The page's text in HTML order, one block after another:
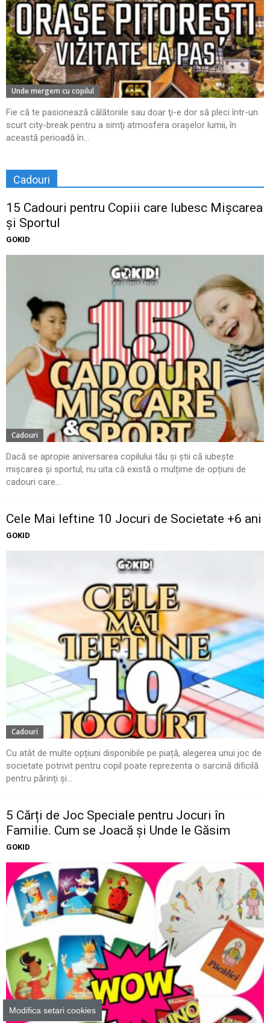
Unde mergem cu copilul
Fie că te pasionează călătoriile sau doar ţi-e dor să pleci într-un
scurt city-break pentru a simţi atmosfera oraşelor lumii, în
această perioadă în...
Cadouri
15 Cadouri pentru Copiii care Iubesc Mișcarea
și Sportul
GOKID
Cadouri
Dacă se apropie aniversarea copilului tău și știi că iubește
mișcarea și sportul, nu uita că există o mulțime de opțiuni de
cadouri care...
Cele Mai Ieftine 10 Jocuri de Societate +6 ani
GOKID
Cadouri
Cu atât de multe opțiuni disponibile pe piață, alegerea unui joc de
societate potrivit pentru copil poate reprezenta o sarcină dificilă
pentru părinți și...
5 Cărți de Joc Speciale pentru Jocuri în
Familie. Cum se Joacă și Unde le Găsim
GOKID
Modifica setari cookies